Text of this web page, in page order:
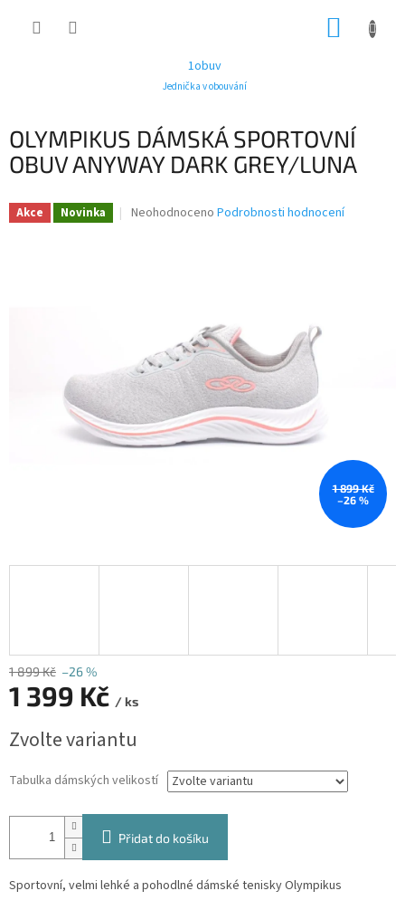
1obuv
Jednička v obouvání
OLYMPIKUS DÁMSKÁ SPORTOVNÍ
OBUV ANYWAY DARK GREY/LUNA
Akce Novinka
Průměrné
Neohodnoceno Podrobnosti hodnocení
1 899 Kč
–26 %
1 899 Kč –26 %
1 399 Kč / ks
cena:
Zvolte variantu
Tabulka dámských velikostí
Přidat do košíku
Sportovní, velmi lehké a pohodlné dámské tenisky Olympikus